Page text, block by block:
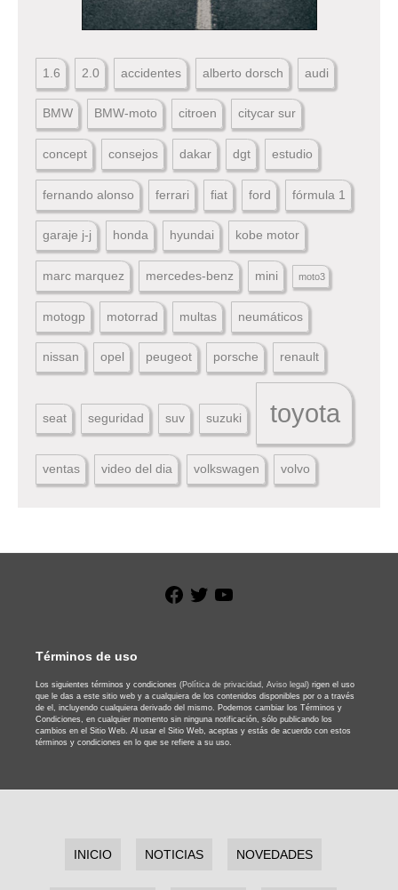
1.6 2.0 accidentes alberto dorsch audi
BMW BMW-moto citroen citycar sur
concept consejos dakar dgt estudio
fernando alonso ferrari fiat ford fórmula 1
garaje j-j honda hyundai kobe motor
marc marquez mercedes-benz mini moto3
motogp motorrad multas neumáticos
nissan opel peugeot porsche renault
seat seguridad suv suzuki toyota
ventas video del dia volkswagen volvo
Facebook
Twitter
Términos de uso
Los siguientes términos y condiciones (Política de privacidad, Aviso legal) rigen el uso
que le das a este sitio web y a cualquiera de los contenidos disponibles por o a través
de el, incluyendo cualquiera derivado del mismo. Podemos cambiar los Términos y
Condiciones, en cualquier momento sin ninguna notificación, sólo publicando los
cambios en el Sitio Web. Al usar el Sitio Web, aceptas y estás de acuerdo con estos
términos y condiciones en lo que se refiere a su uso.
INICIO NOTICIAS NOVEDADES